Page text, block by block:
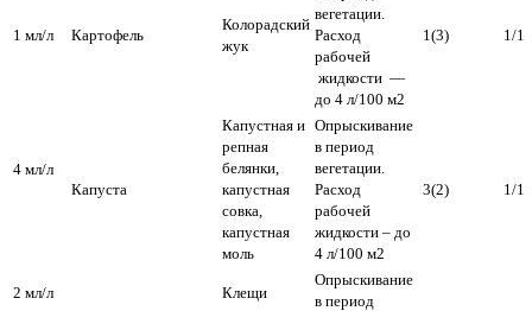
1 мл/л Картофель
Колорадский
жук
вегетации.
Расход
рабочей
жидкости —
до 4 л/100 м2
1(3) 1/1
4 мл/л
Капуста
Капустная и
репная
белянки,
капустная
совка,
капустная
моль
Опрыскивание
в период
вегетации.
Расход
рабочей
жидкости – до
4 л/100 м2
3(2) 1/1
2 мл/л Клещи
Опрыскивание
в период